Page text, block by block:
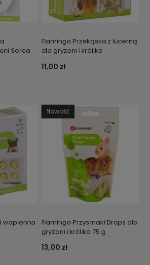
Serca
Flamingo Przekąska z lucerną
dla gryzoni i królika
11,00 zł
wapienna
Flamingo Przysmaki Drops dla
gryzoni i królika 75 g
13,00 zł
Nowość